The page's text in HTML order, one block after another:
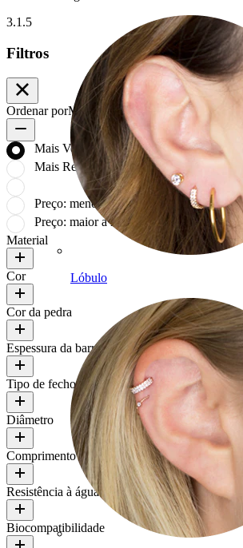
Lóbulo
3.1.5
Filtros
Ordenar porMais Vendidos
Mais Vendidos
Mais Recentes
Preço: menor a maior
Preço: maior a menor
Material
Cor
Cor da pedra
Espessura da barra
Tipo de fecho
Diâmetro
Comprimento
Resistência à água
Biocompatibilidade